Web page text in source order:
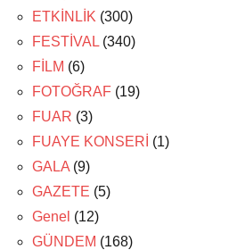
ETKİNLİK (300)
FESTİVAL (340)
FİLM (6)
FOTOĞRAF (19)
FUAR (3)
FUAYE KONSERİ (1)
GALA (9)
GAZETE (5)
Genel (12)
GÜNDEM (168)